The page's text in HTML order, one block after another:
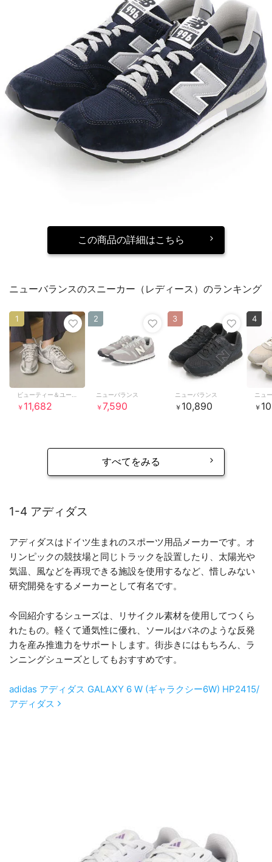
この商品の詳細はこちら
ニューバランスのスニーカー（レディース）のランキング
￥ 11,682
1
ニューバランス
￥7,590
2
ニューバランス
￥ 10,890
3
ニュ
￥
4
すべてをみる
1-4 アディダス
アディダスはドイツ生まれのスポーツ用品メーカーです。オ
リンピックの競技場と同じトラックを設置したり、太陽光や
気温、風などを再現できる施設を使用するなど、惜しみない
研究開発をするメーカーとして有名です。
今回紹介するシューズは、リサイクル素材を使用してつくら
れたもの。軽くて通気性に優れ、ソールはバネのような反発
力を産み推進力をサポートします。街歩きにはもちろん、ラ
ンニングシューズとしてもおすすめです。
adidas アディダス GALAXY 6 W (ギャラクシー6W) HP2415/
アディダス